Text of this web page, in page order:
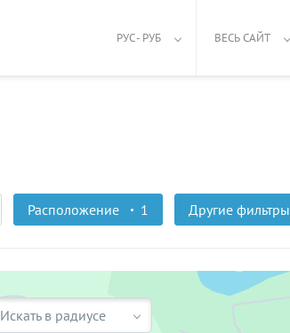
РУС - РУБ ВЕСЬ САЙТ
Расположение 1 Другие фильтры
Искать в радиусе